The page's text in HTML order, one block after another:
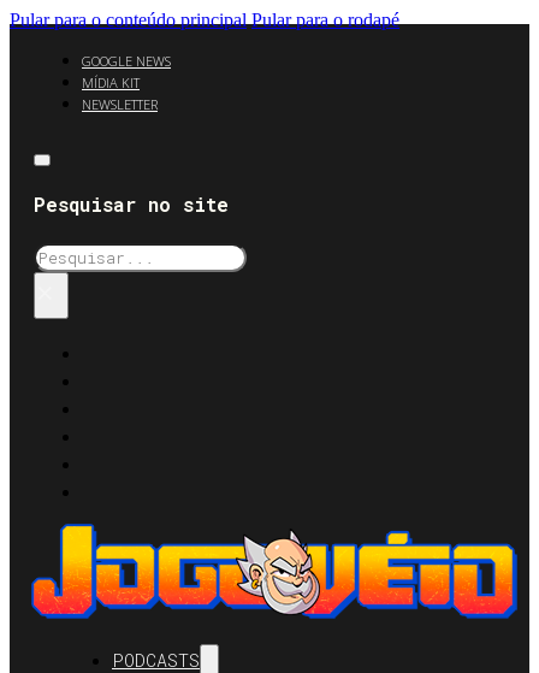
Pular para o conteúdo principal Pular para o rodapé
GOOGLE NEWS
MÍDIA KIT
NEWSLETTER
Pesquisar no site
Pesquisar
PODCASTS